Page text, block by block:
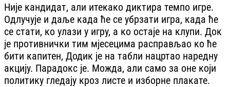
Није кандидат, али итекако диктира темпо игре.
Одлучује и даље када ће се убрзати игра, када ће
се стати, ко улази у игру, а ко остаје на клупи. Док
је противнички тим мјесецима расправљао ко ће
бити капитен, Додик је на табли нацртао наредну
акцију. Парадокс је. Можда, али само за оне који
политику гледају кроз листе и изборне плакате.